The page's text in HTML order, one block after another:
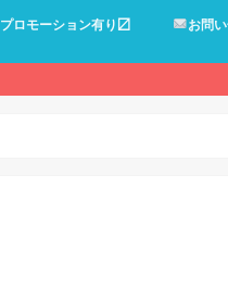
プロモーション有り〼 お問